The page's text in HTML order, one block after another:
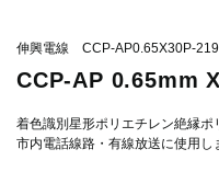
伸興電線 CCP-AP0.65X30P-219
CCP-AP 0.65mm
着色識別星形ポリエチレン絶縁
市内電話線路・有線放送に使用し